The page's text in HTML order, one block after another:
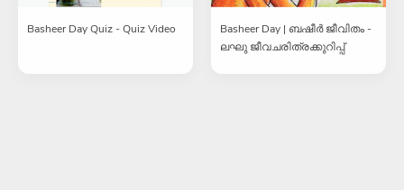
Basheer Day Quiz - Quiz Video
Basheer Day | ബഷീർ ജീവിതം -
ലഘു ജീവചരിത്രക്കുറിപ്പ്